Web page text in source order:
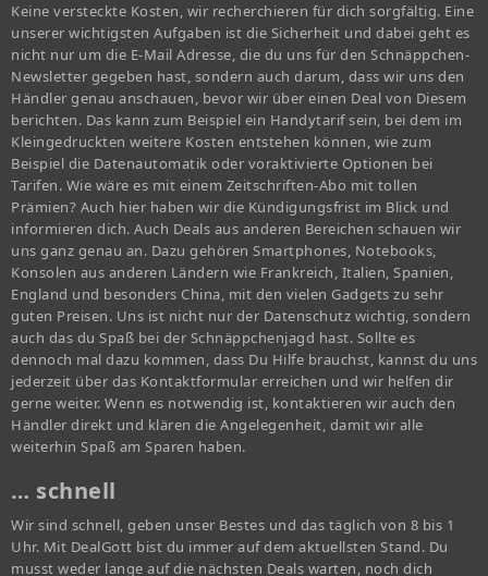
Keine versteckte Kosten, wir recherchieren für dich sorgfältig. Eine
unserer wichtigsten Aufgaben ist die Sicherheit und dabei geht es
nicht nur um die E-Mail Adresse, die du uns für den Schnäppchen-
Newsletter gegeben hast, sondern auch darum, dass wir uns den
Händler genau anschauen, bevor wir über einen Deal von Diesem
berichten. Das kann zum Beispiel ein Handytarif sein, bei dem im
Kleingedruckten weitere Kosten entstehen können, wie zum
Beispiel die Datenautomatik oder voraktivierte Optionen bei
Tarifen. Wie wäre es mit einem Zeitschriften-Abo mit tollen
Prämien? Auch hier haben wir die Kündigungsfrist im Blick und
informieren dich. Auch Deals aus anderen Bereichen schauen wir
uns ganz genau an. Dazu gehören Smartphones, Notebooks,
Konsolen aus anderen Ländern wie Frankreich, Italien, Spanien,
England und besonders China, mit den vielen Gadgets zu sehr
guten Preisen. Uns ist nicht nur der Datenschutz wichtig, sondern
auch das du Spaß bei der Schnäppchenjagd hast. Sollte es
dennoch mal dazu kommen, dass Du Hilfe brauchst, kannst du uns
jederzeit über das Kontaktformular erreichen und wir helfen dir
gerne weiter. Wenn es notwendig ist, kontaktieren wir auch den
Händler direkt und klären die Angelegenheit, damit wir alle
weiterhin Spaß am Sparen haben.
… schnell
Wir sind schnell, geben unser Bestes und das täglich von 8 bis 1
Uhr. Mit DealGott bist du immer auf dem aktuellsten Stand. Du
musst weder lange auf die nächsten Deals warten, noch dich